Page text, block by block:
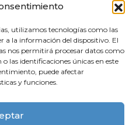
utilizamos tecnologías como las
a la información del dispositivo. El
nos permitirá procesar datos como
las identificaciones únicas en este
puede afectar
y funciones.